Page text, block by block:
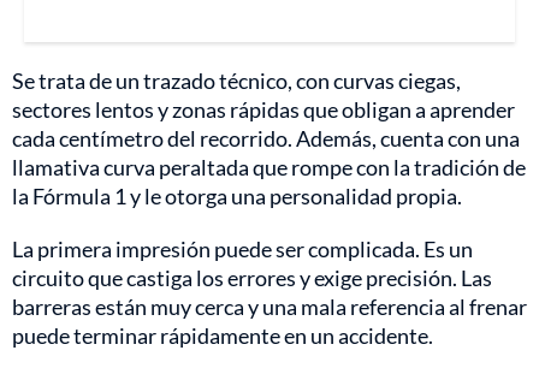
Se trata de un trazado técnico, con curvas ciegas,
sectores lentos y zonas rápidas que obligan a aprender
cada centímetro del recorrido. Además, cuenta con una
llamativa curva peraltada que rompe con la tradición de
la Fórmula 1 y le otorga una personalidad propia.
La primera impresión puede ser complicada. Es un
circuito que castiga los errores y exige precisión. Las
barreras están muy cerca y una mala referencia al frenar
puede terminar rápidamente en un accidente.